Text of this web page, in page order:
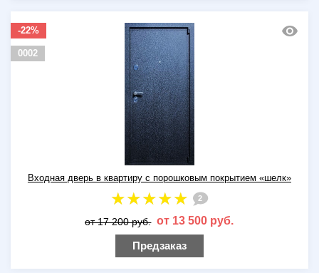
-22%
0002
Входная дверь в квартиру с порошковым покрытием «шелк»
2
от 17 200 руб. от 13 500 руб.
Предзаказ